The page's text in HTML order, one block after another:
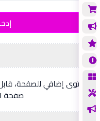
محتوى إضافي للصفحة،
صفحة